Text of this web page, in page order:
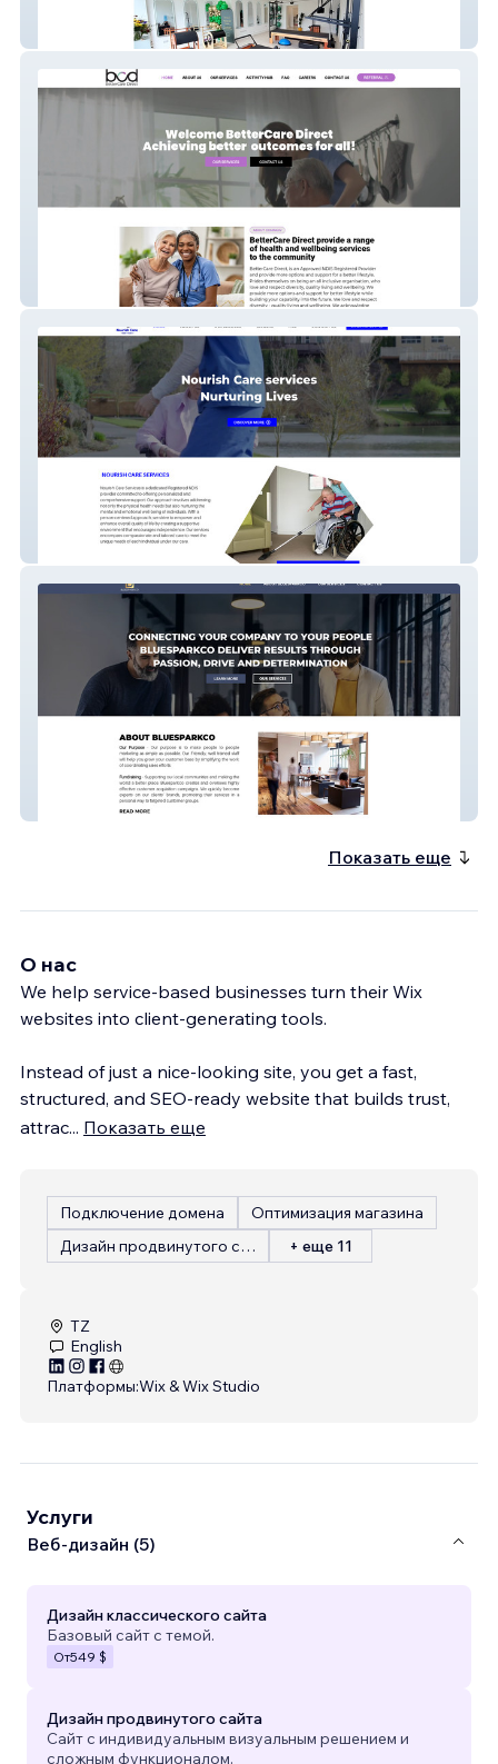
BetterCare Direct
Nourish Care
Bluesparkco
Показать еще
О нас
We help service-based businesses turn their Wix
websites into client-generating tools.
Instead of just a nice-looking site, you get a fast,
structured, and SEO-ready website that builds trust,
attrac... Показать еще
Подключение домена
Оптимизация магазина
Дизайн продвинутого сайта
+ еще 11
TZ
English
Платформы:Wix & Wix Studio
Услуги
Веб-дизайн (5)
Дизайн классического сайта
Базовый сайт с темой.
От549 $
Дизайн продвинутого сайта
Сайт с индивидуальным визуальным решением и
сложным функционалом.